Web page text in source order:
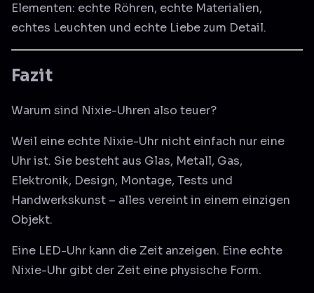
Elementen: echte Röhren, echte Materialien,
echtes Leuchten und echte Liebe zum Detail.
Fazit
Warum sind Nixie-Uhren also teuer?
Weil eine echte Nixie-Uhr nicht einfach nur eine
Uhr ist. Sie besteht aus Glas, Metall, Gas,
Elektronik, Design, Montage, Tests und
Handwerkskunst – alles vereint in einem einzigen
Objekt.
Eine LED-Uhr kann die Zeit anzeigen. Eine echte
Nixie-Uhr gibt der Zeit eine physische Form.